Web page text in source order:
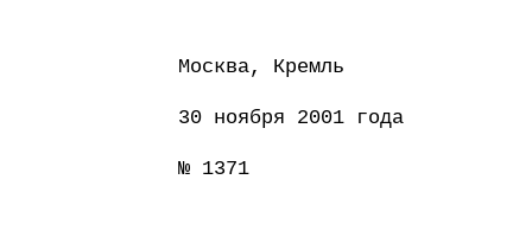
Москва, Кремль
30 ноября 2001 года
№ 1371